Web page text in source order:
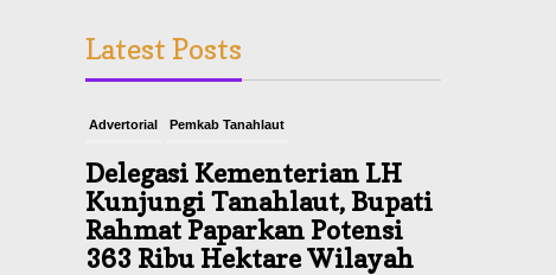
Latest Posts
Advertorial Pemkab Tanahlaut
Delegasi Kementerian LH
Kunjungi Tanahlaut, Bupati
Rahmat Paparkan Potensi
363 Ribu Hektare Wilayah